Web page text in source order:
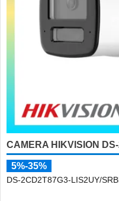
CAMERA HIKVISION
5%-35%
DS-2CD2T87G3-LIS2UY/